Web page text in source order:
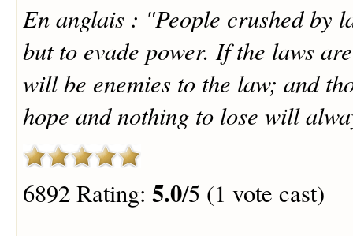
En anglais : "People crushed by
but to evade power. If the laws
will be enemies to the law; and
hope and nothing to lose will
6892 Rating: 5.0/5 (1 vote cast)